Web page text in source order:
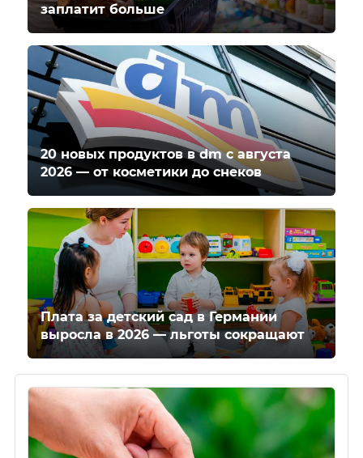
заплатит больше
20 новых продуктов в dm с августа
2026 — от косметики до снеков
Плата за детский сад в Германии
выросла в 2026 — льготы сокращают